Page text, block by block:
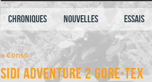
Chroniques Nouvelles Essais
« Conso
SIDI ADVENTURE 2 GORE-TEX